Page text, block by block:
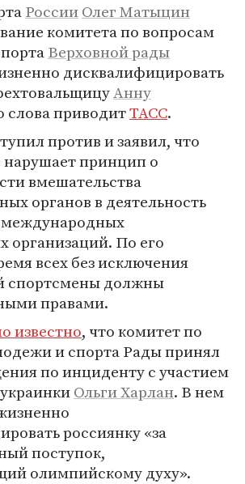
РоссииОлег Матыцин
комитета по вопросам
Верховной рады
дисквалифицировать
Анну
слова приводитТАСС.
против и заявил, что
принцип о
вмешательства
органов в деятельность
организаций. По его
всех без исключения
спортсмены должны
правами.
известно, что комитет по
и спорта Рады принял
по инциденту с участием
Ольги Харлан. В нем
россиянку «за
поступок,
олимпийскому духу».